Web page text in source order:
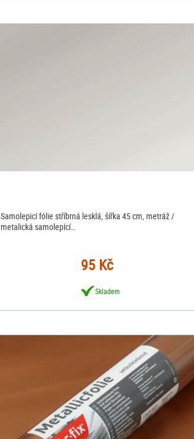
Samolepicí fólie stříbrná lesklá, šířka 45 cm, metráž /
metalická samolepící…
95 Kč
Skladem